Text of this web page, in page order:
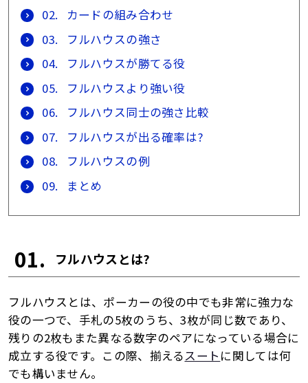
02.
カードの組み合わせ
03.
フルハウスの強さ
04.
フルハウスが勝てる役
05.
フルハウスより強い役
06.
フルハウス同士の強さ比較
07.
フルハウスが出る確率は?
08.
フルハウスの例
09.
まとめ
01. フルハウスとは?
フルハウスとは、ポーカーの役の中でも非常に強力な
役の一つで、手札の5枚のうち、3枚が同じ数であり、
残りの2枚もまた異なる数字のペアになっている場合に
成立する役です。この際、揃えるスート に関しては何
でも構いません。